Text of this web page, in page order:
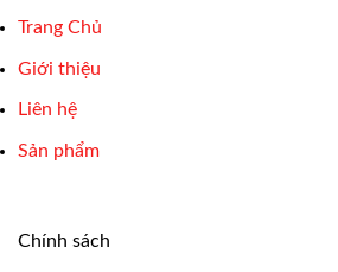
Trang Chủ
Giới thiệu
Liên hệ
Sản phẩm
Chính sách